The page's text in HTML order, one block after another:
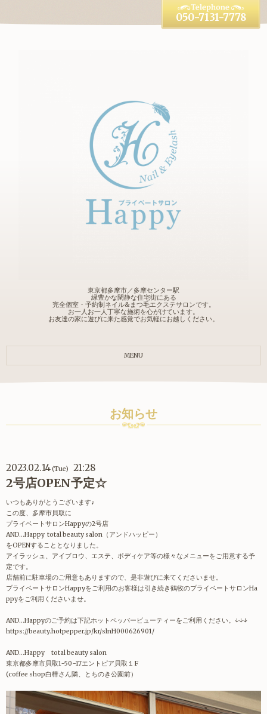
東京都多摩市／多摩センター駅
緑豊かな閑静な住宅街にある
完全個室・予約制ネイル&まつ毛エクステサロンです。
お一人お一人丁寧な施術を心がけています。
お友達の家に遊びに来た感覚でお気軽にお越しください。
050-7131-7778
MENU
お知らせ
2023.02.14(Tue) 21:28
2号店OPEN予定☆
いつもありがとうございます♪
この度、多摩市貝取に
プライベートサロンHappyの2号店
AND…Happy total beauty salon（アンドハッピー）
をOPENすることとなりました。
アイラッシュ、アイブロウ、エステ、ボディケア等の様々なメニューをご用意する予
定です。
店舗前に駐車場のご用意もありますので、是非遊びに来てくださいませ。
プライベートサロンHappyをご利用のお客様は引き続き鶴牧のプライベートサロンHa
ppyをご利用くださいませ。
AND…Happyのご予約は下記ホットペッパービューティーをご利用ください。↓↓↓
https://beauty.hotpepper.jp/kr/slnH000626901/
AND…Happy total beauty salon
東京都多摩市貝取1−50−17エントピア貝取１F
(coffee shop白樺さん隣、とちのき公園前）